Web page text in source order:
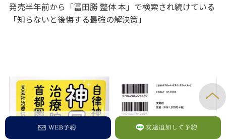
発売半年前から「冨田勝 整体 本」で検索され続けている
「知らないと後悔する最強の解決策」